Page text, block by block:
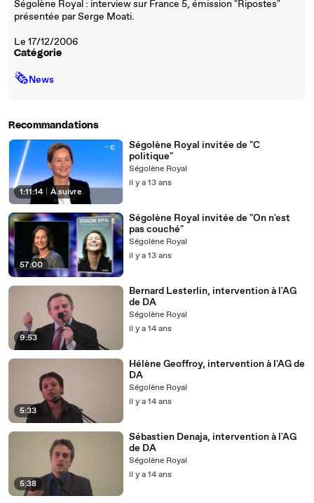
Ségolène Royal : interview sur France 5, émission "Ripostes"
présentée par Serge Moati.
Le 17/12/2006
Catégorie
🗞News
Recommandations
1:11:14 À suivre
Ségolène Royal invitée de "C
politique"
Ségolène Royal
il y a 13 ans
57:00
Ségolène Royal invitée de "On n'est
pas couché"
Ségolène Royal
il y a 13 ans
9:53
Bernard Lesterlin, intervention à l'AG
de DA
Ségolène Royal
il y a 14 ans
5:33
Hélène Geoffroy, intervention à l'AG de
DA
Ségolène Royal
il y a 14 ans
5:38
Sébastien Denaja, intervention à l'AG
de DA
Ségolène Royal
il y a 14 ans